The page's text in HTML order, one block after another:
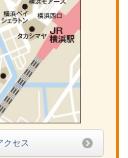
クセス